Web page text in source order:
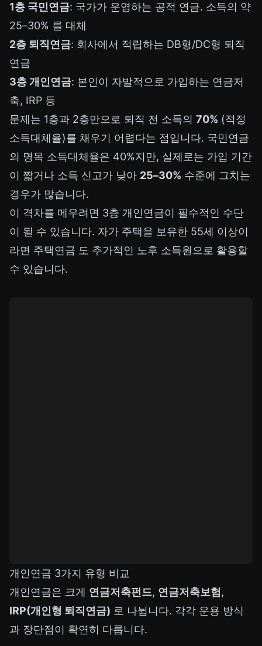
1층 국민연금: 국가가 운영하는 공적 연금. 소득의 약
25–30% 를 대체
2층 퇴직연금: 회사에서 적립하는 DB형/DC형 퇴직
연금
3층 개인연금: 본인이 자발적으로 가입하는 연금저
축, IRP 등
문제는 1층과 2층만으로 퇴직 전 소득의 70% (적정
소득대체율)를 채우기 어렵다는 점입니다. 국민연금
의 명목 소득대체율은 40%지만, 실제로는 가입 기간
이 짧거나 소득 신고가 낮아 25–30% 수준에 그치는
경우가 많습니다.
이 격차를 메우려면 3층 개인연금이 필수적인 수단
이 될 수 있습니다. 자가 주택을 보유한 55세 이상이
라면 주택연금 도 추가적인 노후 소득원으로 활용할
수 있습니다.
개인연금 3가지 유형 비교
개인연금은 크게 연금저축펀드, 연금저축보험,
IRP(개인형 퇴직연금) 로 나뉩니다. 각각 운용 방식
과 장단점이 확연히 다릅니다.